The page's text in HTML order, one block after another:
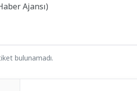
Ajansı)
bulunamadı.